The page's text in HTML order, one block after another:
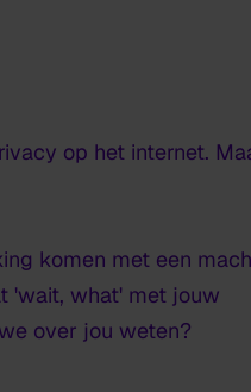
op het internet.
komen met een
'wait, what' met jouw
over jou weten?